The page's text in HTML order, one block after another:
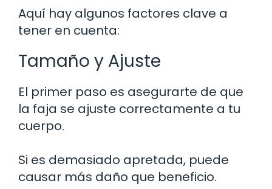
Aquí hay algunos factores clave a
tener en cuenta:
Tamaño y Ajuste
El primer paso es asegurarte de que
la faja se ajuste correctamente a tu
cuerpo.
Si es demasiado apretada, puede
causar más daño que beneficio.